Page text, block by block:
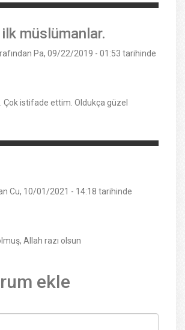
müslümanlar.
Pa, 09/22/2019 - 01:53 tarihinde
Çok istifade ettim. Oldukça güzel
Cu, 10/01/2021 - 14:18 tarihinde
Allah razı olsun
ekle